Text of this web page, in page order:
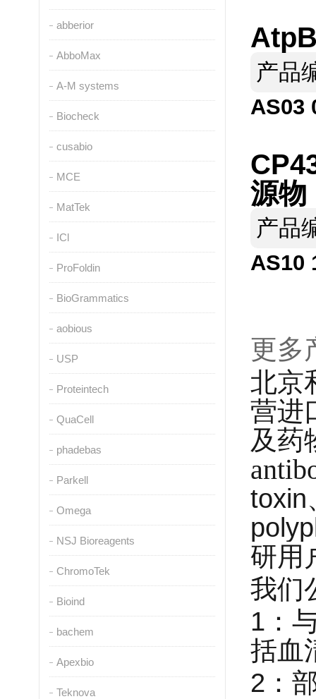
abberior
AbboMax
A-M systems
Biocheck
cusabio
MCE
MatTek
ICl
ProFoldin
BioGrammatics
aobious
USP
Proteintech
QuaCell
phadebas
Parkell
Omega
NSJ Bioreagents
ChromoTek
Bioind
bachem
Apexbio
Teknova
产品
AS03
源物
产品
AS10
更多
北京
营进
及药
toxin
研用
我们
1 ：
括血
2 ：